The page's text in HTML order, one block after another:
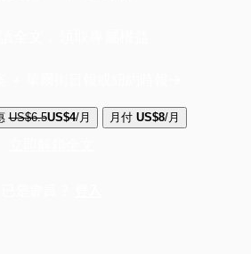
US$6.5US$4/月 月付 US$8/月